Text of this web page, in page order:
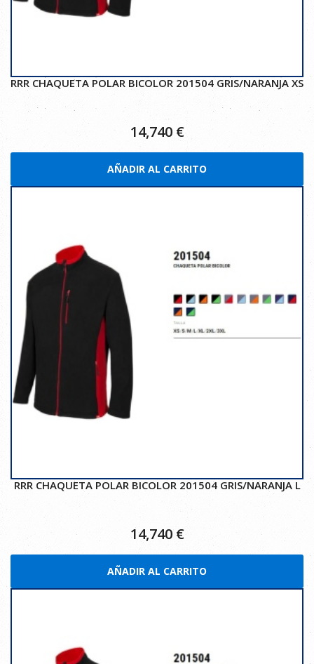
RRR CHAQUETA POLAR BICOLOR 201504 GRIS/NARANJA XS
14,740 €
AÑADIR AL CARRITO
RRR CHAQUETA POLAR BICOLOR 201504 GRIS/NARANJA L
14,740€
AÑADIR AL CARRITO